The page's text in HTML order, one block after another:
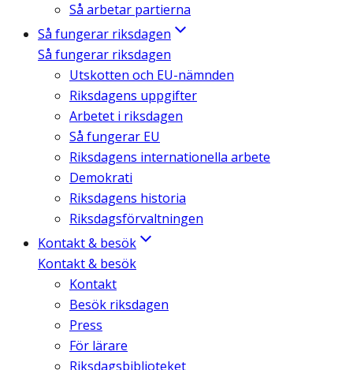
Så arbetar partierna
Så fungerar riksdagen
Så fungerar riksdagen
Utskotten och EU-nämnden
Riksdagens uppgifter
Arbetet i riksdagen
Så fungerar EU
Riksdagens internationella arbete
Demokrati
Riksdagens historia
Riksdagsförvaltningen
Kontakt & besök
Kontakt & besök
Kontakt
Besök riksdagen
Press
För lärare
Riksdagsbiblioteket